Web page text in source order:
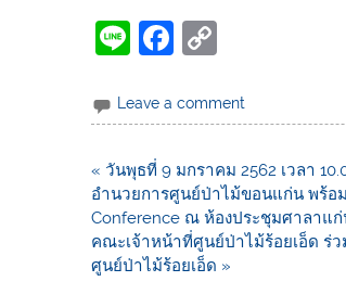
Li
e
F
c
b
o
o
k
p
Li
n
k
Leave a comment
« วันพุธที่ 9 มกราคม 2562 เวลา
อำนวยการศูนย์ป่าไม้ขอนแก่น พร้อ
Conference ณ ห้องประชุมศาลาแก่
คณะเจ้าหน้าที่ศูนย์ป่าไม้ร้อยเอ็ด ร่
ศูนย์ป่าไม้ร้อยเอ็ด »